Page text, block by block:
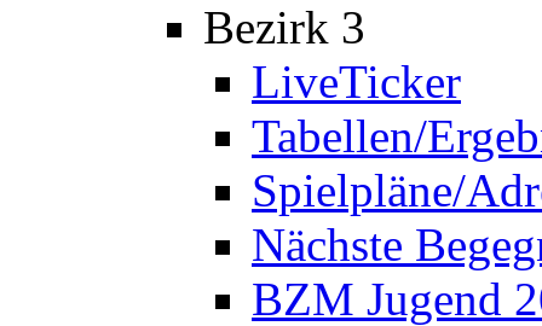
Bezirk 3
LiveTicker
Tabellen/
Spielpläne/
Nächste
BZM Jugend